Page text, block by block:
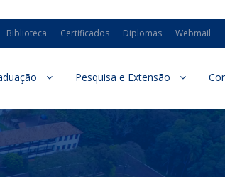
Biblioteca Certificados Diplomas Webmail
Pesquisa e Extensão